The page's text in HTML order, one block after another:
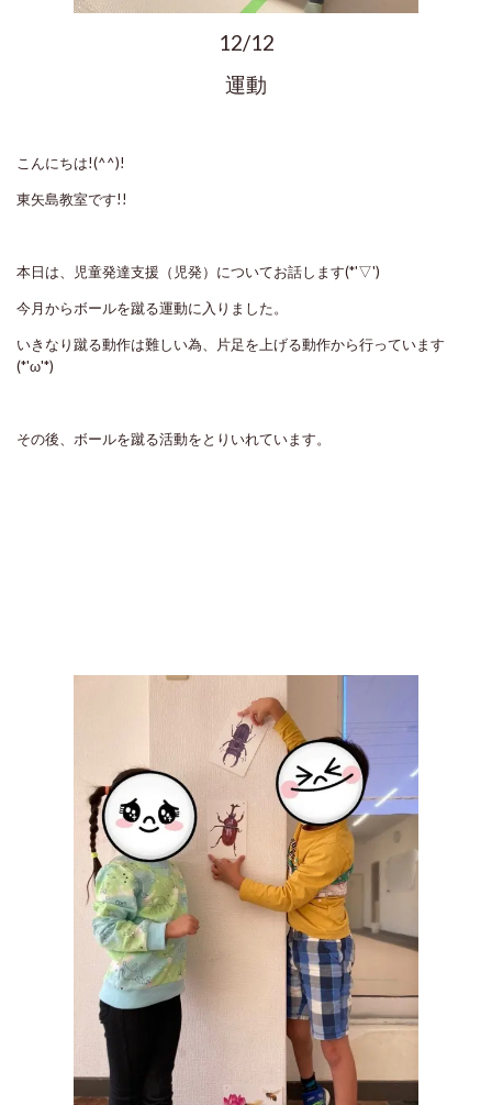
12/12
運動
こんにちは!(^^)!
東矢島教室です!!
本日は、児童発達支援（児発）についてお話します(*'▽')
今月からボールを蹴る運動に入りました。
いきなり蹴る動作は難しい為、片足を上げる動作から行っています
(*'ω'*)
その後、ボールを蹴る活動をとりいれています。